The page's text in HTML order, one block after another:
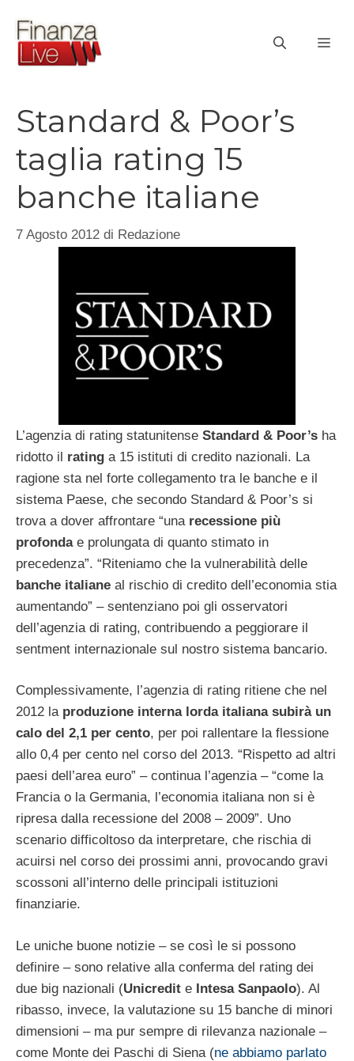
contenuto
Standard & Poor’s
taglia rating 15
banche italiane
7 Agosto 2012 di Redazione
L’agenzia di rating statunitense Standard & Poor’s ha
ridotto il rating a 15 istituti di credito nazionali. La
ragione sta nel forte collegamento tra le banche e il
sistema Paese, che secondo Standard & Poor’s si
trova a dover affrontare “una recessione più
profondae prolungata di quanto stimato in
precedenza”. “Riteniamo che la vulnerabilità delle
banche italiane al rischio di credito dell’economia stia
aumentando” – sentenziano poi gli osservatori
dell’agenzia di rating, contribuendo a peggiorare il
sentment internazionale sul nostro sistema bancario.
Complessivamente, l’agenzia di rating ritiene che nel
2012 la produzione interna lorda italiana subirà un
calo del 2,1 per cento, per poi rallentare la flessione
allo 0,4 per cento nel corso del 2013. “Rispetto ad altri
paesi dell’area euro” – continua l’agenzia – “come la
Francia o la Germania, l’economia italiana non si è
ripresa dalla recessione del 2008 – 2009”. Uno
scenario difficoltoso da interpretare, che rischia di
acuirsi nel corso dei prossimi anni, provocando gravi
scossoni all’interno delle principali istituzioni
finanziarie.
Le uniche buone notizie – se così le si possono
definire – sono relative alla conferma del rating dei
due big nazionali (Unicredit e Intesa Sanpaolo). Al
ribasso, invece, la valutazione su 15 banche di minori
dimensioni – ma pur sempre di rilevanza nazionale –
come Monte dei Paschi di Siena (ne abbiamo parlato